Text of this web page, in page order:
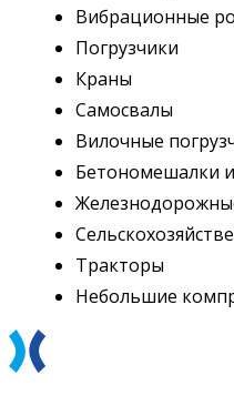
Вибрационные
Погрузчики
Краны
Самосвалы
Вилочные
Бетономешалки
Тракторы
Небольшие